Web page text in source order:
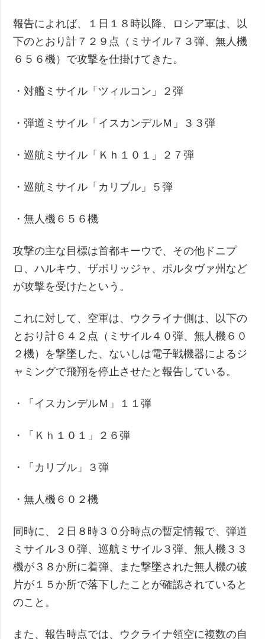
報告によれば、１日１８時以降、ロシア軍は、以
下のとおり計７２９点（ミサイル７３弾、無人機
６５６機）で攻撃を仕掛けてきた。
・対艦ミサイル「ツィルコン」２弾
・弾道ミサイル「イスカンデルＭ」３３弾
・巡航ミサイル「Ｋｈ１０１」２７弾
・巡航ミサイル「カリブル」５弾
・無人機６５６機
攻撃の主な目標は首都キーウで、その他ドニプ
ロ、ハルキウ、ザポリッジャ、ポルタヴァ州など
が攻撃を受けたという。
これに対して、空軍は、ウクライナ側は、以下の
とおり計６４２点（ミサイル４０弾、無人機６０
２機）を撃墜した、ないしは電子戦機器によるジ
ャミングで飛翔を停止させたと報告している。
・「イスカンデルＭ」１１弾
・「Ｋｈ１０１」２６弾
・「カリブル」３弾
・無人機６０２機
同時に、２日８時３０分時点の暫定情報で、弾道
ミサイル３０弾、巡航ミサイル３弾、無人機３３
機が３８か所に着弾、また撃墜された無人機の破
片が１５か所で落下したことが確認されていると
のこと。
また、報告時点では、ウクライナ領空に複数の自